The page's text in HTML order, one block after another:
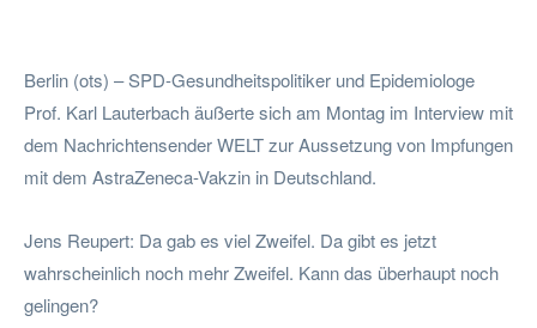
Berlin (ots) – SPD-Gesundheitspolitiker und Epidemiologe
Prof. Karl Lauterbach äußerte sich am Montag im Interview mit
dem Nachrichtensender WELT zur Aussetzung von Impfungen
mit dem AstraZeneca-Vakzin in Deutschland.
Jens Reupert: Da gab es viel Zweifel. Da gibt es jetzt
wahrscheinlich noch mehr Zweifel. Kann das überhaupt noch
gelingen?